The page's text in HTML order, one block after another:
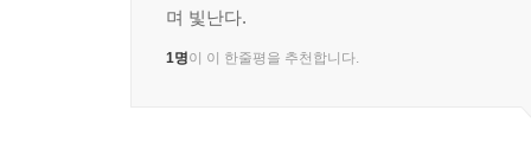
며 빛난다.
1명이 이 한줄평을 추천합니다.